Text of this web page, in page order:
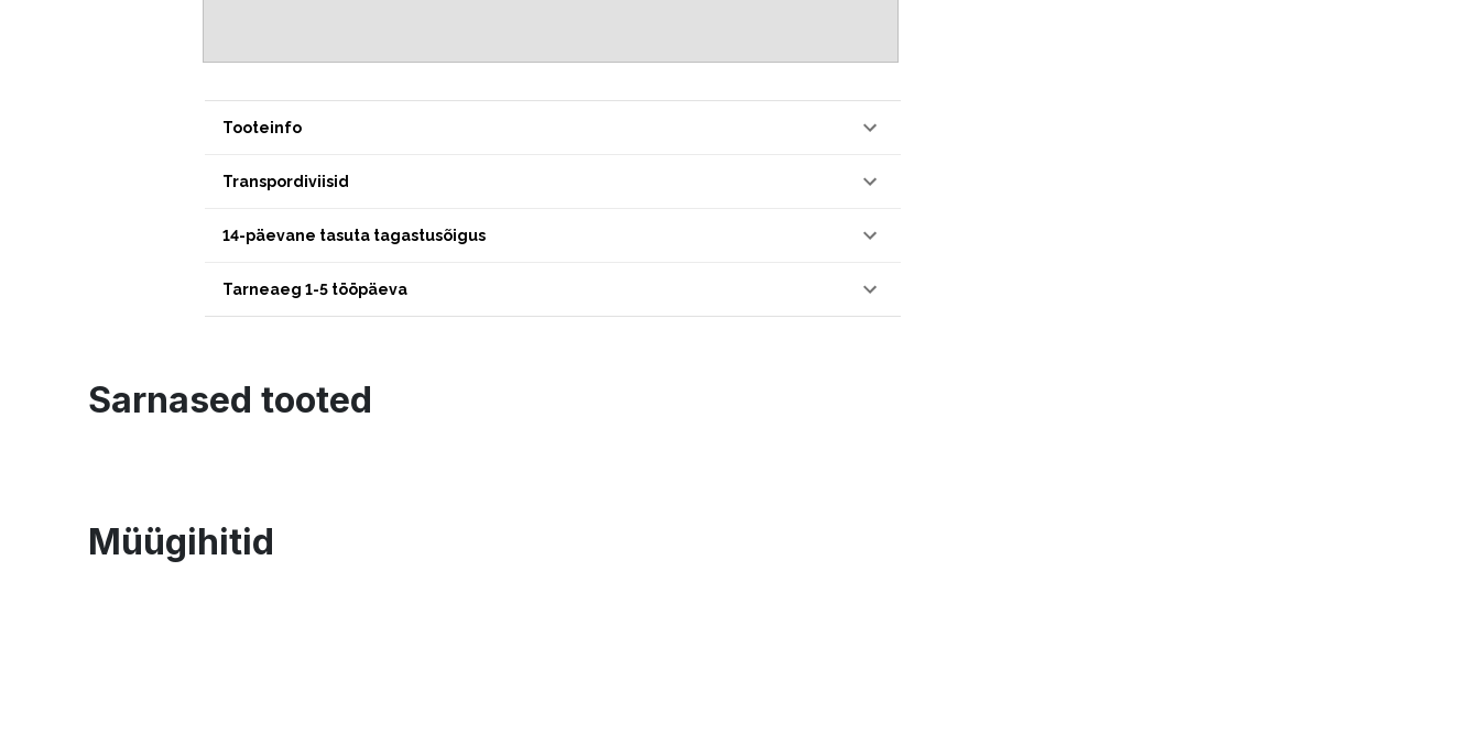
Tooteinfo
Transpordiviisid
14-päevane tasuta tagastusõigus
Tarneaeg 1-5 tööpäeva
Sarnased tooted
Müügihitid